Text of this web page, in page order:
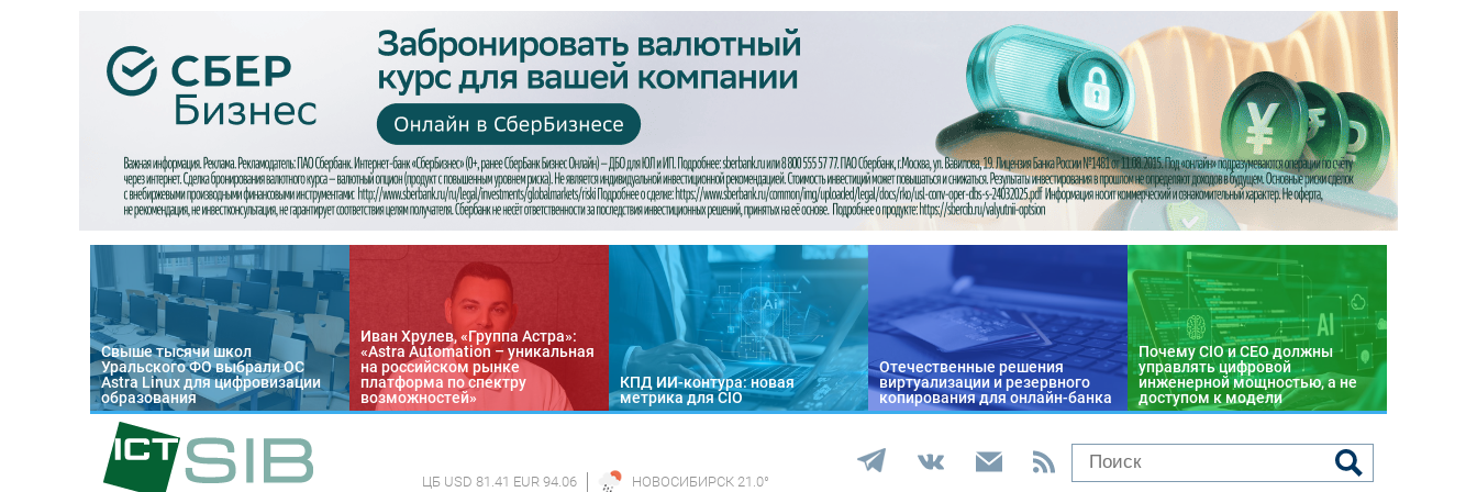
Свыше тысячи школ
Уральского ФО выбрали ОС
Astra Linux для цифровизации
образования
Иван Хрулев, «Группа Астра»:
«Astra Automation – уникальная
на российском рынке
платформа по спектру
возможностей»
КПД ИИ-контура: новая
метрика для CIO
Отечественные решения
виртуализации и резервного
копирования для онлайн-банка
Почему CIO и CEO должны
управлять цифровой
инженерной мощностью, а не
доступом к модели
ЦБ USD 81.41 EUR 94.06 НОВОСИБИРСК 21.0°